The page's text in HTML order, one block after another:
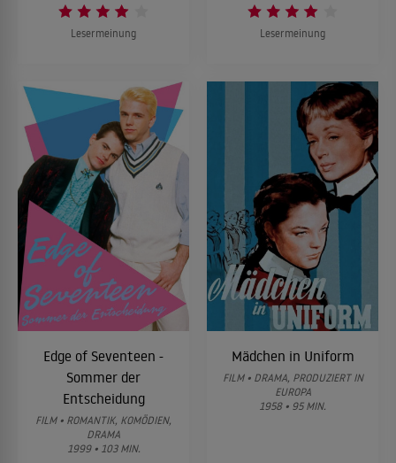
Lesermeinung Lesermeinung
Edge of Seventeen -
Sommer der
Entscheidung
FILM • ROMANTIK, KOMÖDIEN,
DRAMA
1999 • 103 MIN.
Mädchen in Uniform
FILM • DRAMA, PRODUZIERT IN
EUROPA
1958 • 95 MIN.